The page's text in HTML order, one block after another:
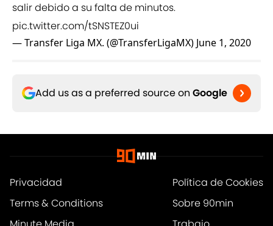
salir debido a su falta de minutos.
pic.twitter.com/tSNSTEZ0ui
— Transfer Liga MX. (@TransferLigaMX) June 1, 2020
Add us as a preferred source on Google
Privacidad
Política de Cookies
Terms & Conditions
Sobre 90min